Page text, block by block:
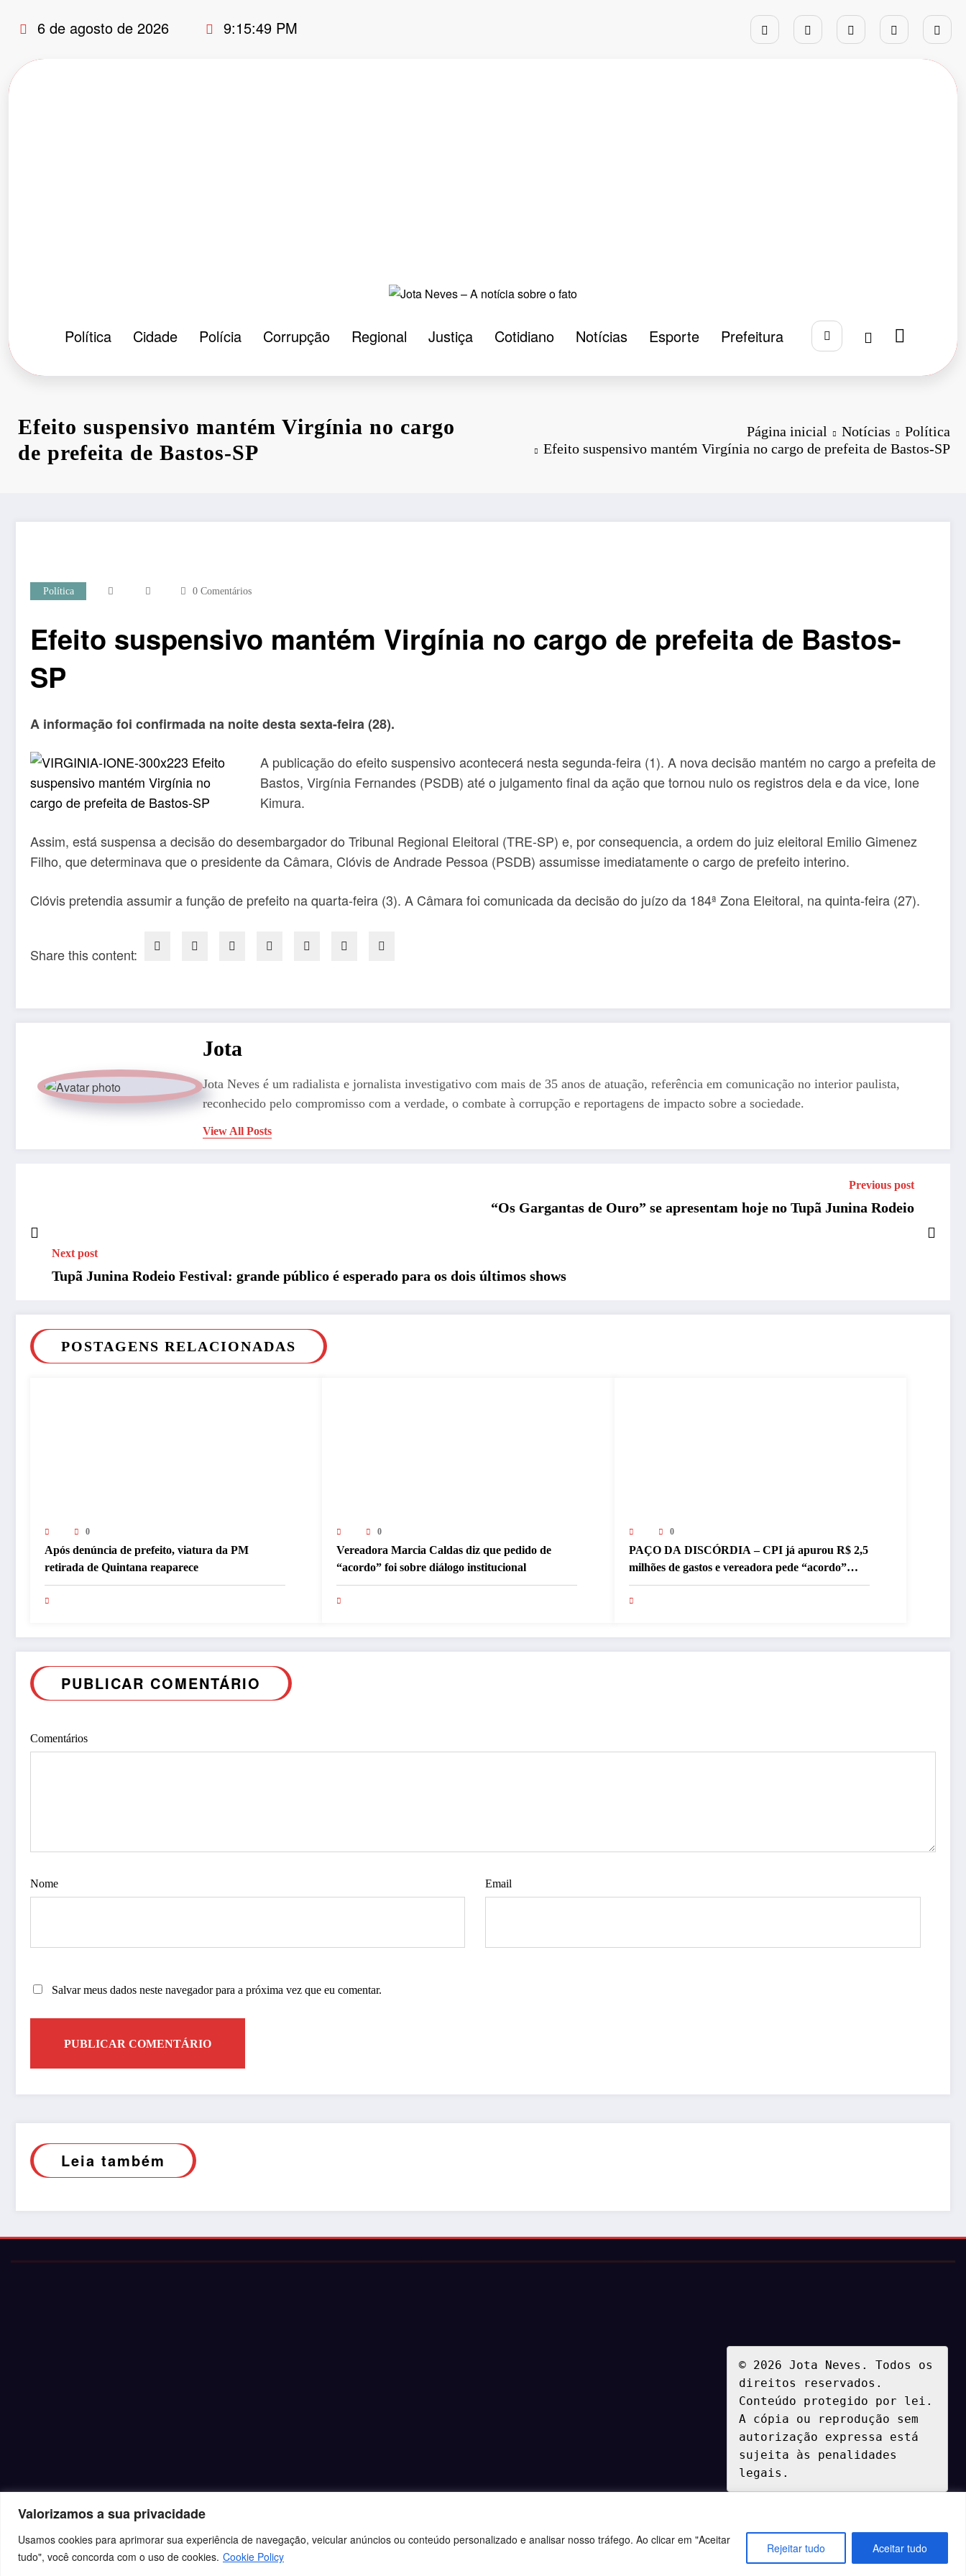
Valorizamos a sua privacidade
Usamos cookies para aprimorar sua experiência de navegação, veicular anúncios ou conteúdo personalizado e analisar nosso tráfego. Ao clicar em "Aceitar
tudo", você concorda com o uso de cookies. Cookie Policy
Rejeitar tudo Aceitar tudo
para
conteúdo
6 de agosto de 2026 9:15:50 PM
Política Cidade Polícia Corrupção Regional Justiça Cotidiano Notícias Esporte Prefeitura
Efeito suspensivo mantém Virgínia no cargo
de prefeita de Bastos-SP
Página inicial Notícias
Política
Efeito suspensivo mantém Virgínia no cargo de prefeita de Bastos-SP
Política 0 Comentários
Efeito suspensivo mantém Virgínia no cargo de prefeita de Bastos-
SP
A informação foi confirmada na noite desta sexta-feira (28).
A publicação do efeito suspensivo acontecerá nesta segunda-feira (1). A nova decisão mantém no cargo a prefeita de
Bastos, Virgínia Fernandes (PSDB) até o julgamento final da ação que tornou nulo os registros dela e da vice, Ione
Kimura.
Assim, está suspensa a decisão do desembargador do Tribunal Regional Eleitoral (TRE-SP) e, por consequencia, a ordem do juiz eleitoral Emilio Gimenez
Filho, que determinava que o presidente da Câmara, Clóvis de Andrade Pessoa (PSDB) assumisse imediatamente o cargo de prefeito interino.
Clóvis pretendia assumir a função de prefeito na quarta-feira (3). A Câmara foi comunicada da decisão do juízo da 184ª Zona Eleitoral, na quinta-feira (27).
Share this content:
Jota
Jota Neves é um radialista e jornalista investigativo com mais de 35 anos de atuação, referência em comunicação no interior paulista,
reconhecido pelo compromisso com a verdade, o combate à corrupção e reportagens de impacto sobre a sociedade.
View All Posts
Previous post
“Os Gargantas de Ouro” se apresentam hoje no Tupã Junina Rodeio
Next post
Tupã Junina Rodeio Festival: grande público é esperado para os dois últimos shows
POSTAGENS RELACIONADAS
0
Após denúncia de prefeito, viatura da PM
retirada de Quintana reaparece
0
Vereadora Marcia Caldas diz que pedido de
“acordo” foi sobre diálogo institucional
0
PAÇO DA DISCÓRDIA – CPI já apurou R$ 2,5
milhões de gastos e vereadora pede “acordo”
para aprovar R$ 9,5 milhões
PUBLICAR COMENTÁRIO
Comentários
Nome Email
Salvar meus dados neste navegador para a próxima vez que eu comentar.
Leia também
© 2026 Jota Neves. Todos os
direitos reservados.
Conteúdo protegido por lei.
A cópia ou reprodução sem
autorização expressa está
sujeita às penalidades
legais.